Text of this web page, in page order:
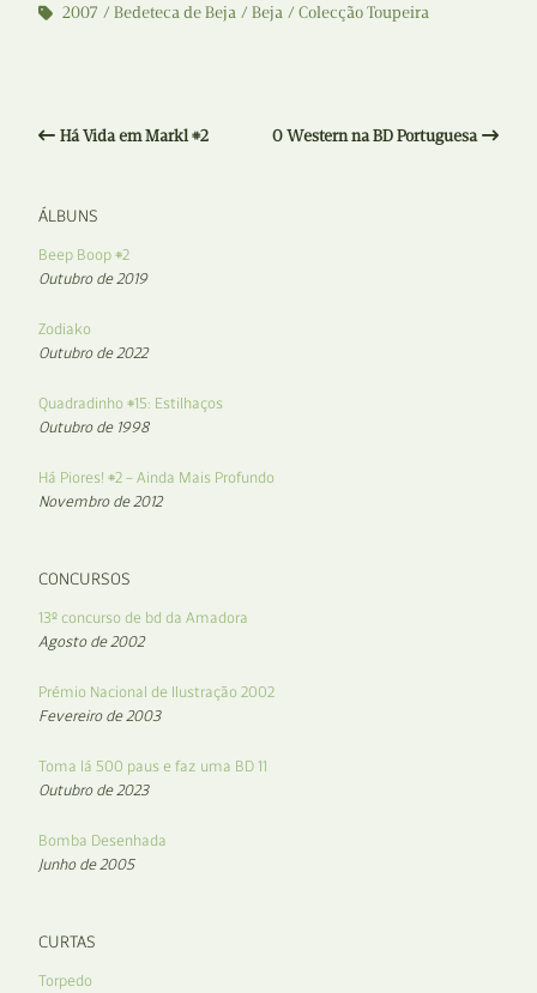
2007
Bedeteca de Beja Beja Colecção Toupeira
Há Vida em Markl #2 O Western na BD Portuguesa
ÁLBUNS
Beep Boop #2
Outubro de 2019
Zodiako
Outubro de 2022
Quadradinho #15: Estilhaços
Outubro de 1998
Há Piores! #2 – Ainda Mais Profundo
Novembro de 2012
CONCURSOS
13º concurso de bd da Amadora
Agosto de 2002
Prémio Nacional de Ilustração 2002
Fevereiro de 2003
Toma lá 500 paus e faz uma BD 11
Outubro de 2023
Bomba Desenhada
Junho de 2005
CURTAS
Torpedo